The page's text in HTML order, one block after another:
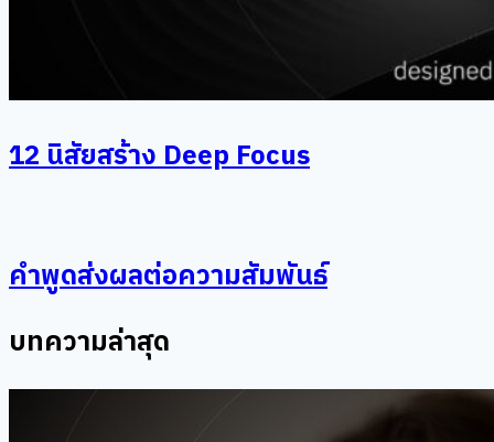
12 นิสัยสร้าง Deep Focus
คำพูดส่งผลต่อความสัมพันธ์
บทความล่าสุด